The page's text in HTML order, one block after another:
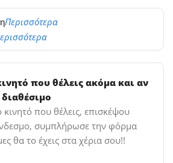
Περισσότερα
που θέλεις ακόμα και αν
κινητό που θέλεις, επισκέψου
συμπλήρωσε την φόρμα
θα το έχεις στα χέρια σου!!